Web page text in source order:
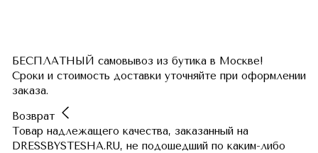
БЕСПЛАТНЫЙ самовывоз из бутика в Москве!
Сроки и стоимость доставки уточняйте при оформлении
заказа.
Возврат
Товар надлежащего качества, заказанный на
DRESSBYSTESHA.RU, не подошедший по каким-либо